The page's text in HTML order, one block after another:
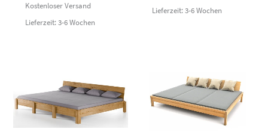
Kostenloser Versand
Lieferzeit: 3-6 Wochen
Lieferzeit: 3-6 Wochen